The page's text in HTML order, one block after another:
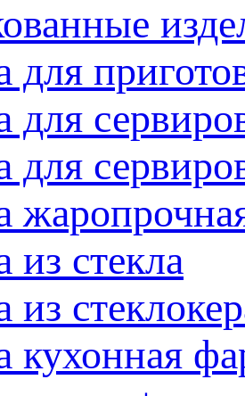
для
для
для
из стекла
из
кухонная